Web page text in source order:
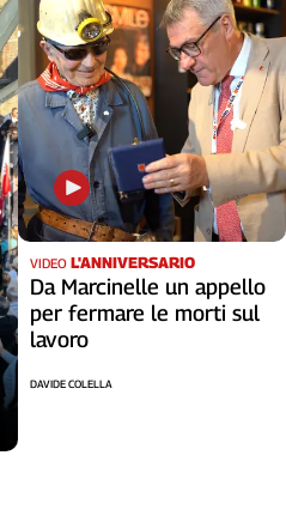
VIDEO L'ANNIVERSARIO
Da Marcinelle un appello
per fermare le morti sul
lavoro
DAVIDE COLELLA